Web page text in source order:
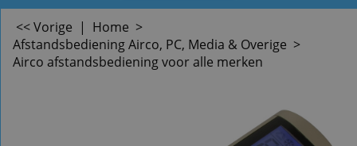
<< Vorige | Home >
Afstandsbediening Airco, PC, Media & Overige >
Airco afstandsbediening voor alle merken